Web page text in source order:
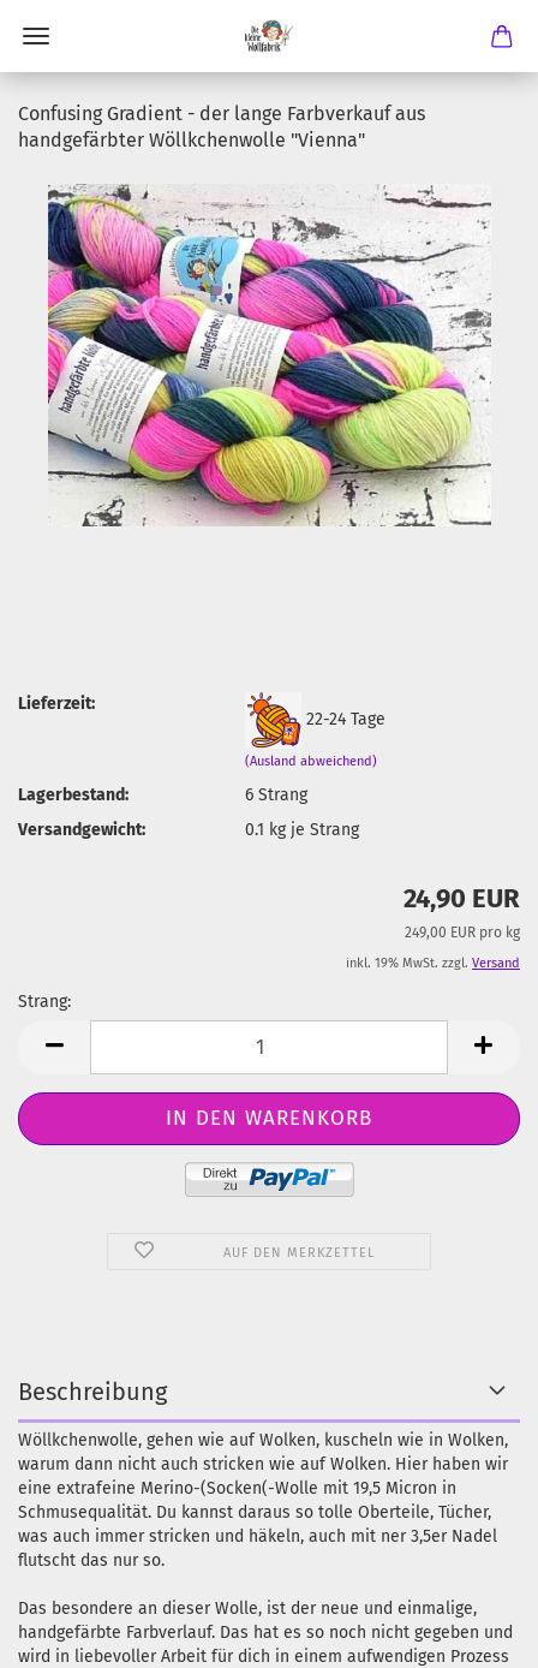
Confusing Gradient - der lange Farbverkauf aus
handgefärbter Wöllkchenwolle "Vienna"
Lieferzeit:
22-24 Tage
(Ausland abweichend)
Lagerbestand: 6Strang
Versandgewicht:
0.1 kg je Strang
24,90 EUR
249,00 EUR pro kg
inkl. 19% MwSt. zzgl. Versand
Strang:
AUF DEN MERKZETTEL
Beschreibung
Wöllkchenwolle, gehen wie auf Wolken, kuscheln wie in Wolken,
warum dann nicht auch stricken wie auf Wolken. Hier haben wir
eine extrafeine Merino-(Socken(-Wolle mit 19,5 Micron in
Schmusequalität. Du kannst daraus so tolle Oberteile, Tücher,
was auch immer stricken und häkeln, auch mit ner 3,5er Nadel
flutscht das nur so.
Das besondere an dieser Wolle, ist der neue und einmalige,
handgefärbte Farbverlauf. Das hat es so noch nicht gegeben und
wird in liebevoller Arbeit für dich in einem aufwendigen Prozess